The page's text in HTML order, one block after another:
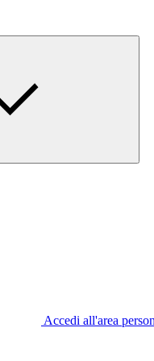
Accedi all'area